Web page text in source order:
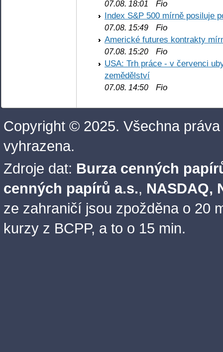
07.08. 18:01
Fio
Index S&P 500 mírně posiluje
07.08. 15:49 Fio
Americké futures kontrakty
07.08. 15:20 Fio
USA: Trh práce - v červenci
zemědělství
07.08. 14:50 Fio
Copyright © 2025. Všechna práva
vyhrazena.
Zdroje dat: Burza cenných
cenných papírů a.s., NASDAQ,
ze zahraničí jsou zpožděna o 20
kurzy z BCPP, a to o 15 min.